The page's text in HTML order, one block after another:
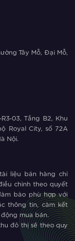
Tây Mỗ, Đại Mỗ,
03, Tầng B2, Khu
Royal City, số 72A
Nội.
liệu bán hàng chỉ
chỉnh theo quyết
bảo phù hợp với
thông tin, cảm kết
mua bán.
đô thị sẽ theo quy